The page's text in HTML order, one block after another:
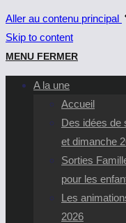
Aller au contenu principal
Skip to content
MENU FERMER
A la une
Accueil
Des idées de
et dimanche
Sorties
pour les
Les
2026